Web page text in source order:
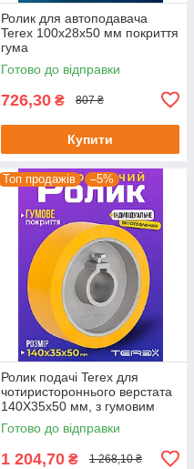
Ролик для автоподавача
Terex 100х28х50 мм покриття
гума
Готово до відправки
726,30 ₴ 807 ₴
Купити
Топ продажів –5%
Ролик подачі Terex для
чотиристороннього верстата
140X35x50 мм, з гумовим
покриттям
Готово до відправки
1 204,70 ₴ 1 268,10 ₴